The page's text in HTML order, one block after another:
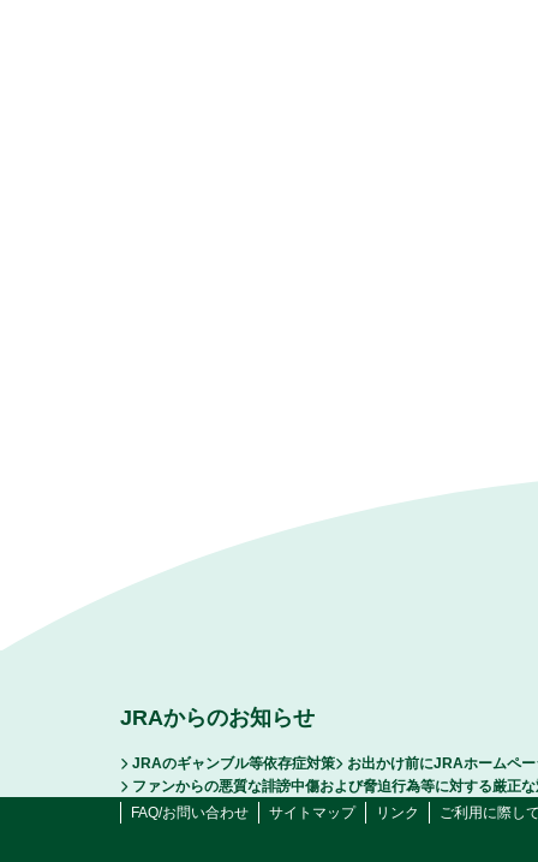
JRAからのお知らせ
JRAのギャンブル等依存症対策
お出かけ前にJRAホームペ
ファンからの悪質な誹謗中傷および脅迫行為等に対する厳正
FAQ/お問い合わせ
サイトマップ リンク ご利用に際し